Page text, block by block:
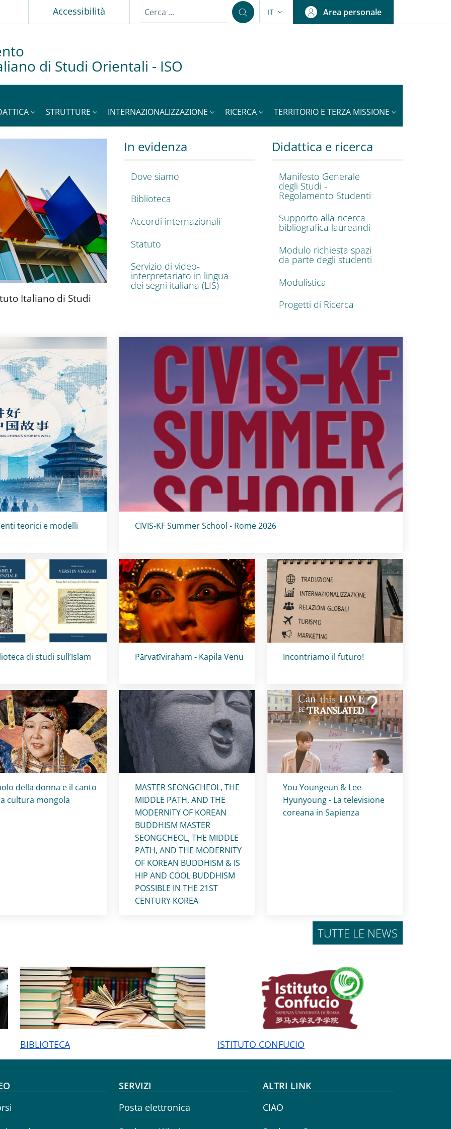
Accessibilità SELETTORE LINGUA: CURRENT LANGUAGE
IT Area personale
di Studi Orientali - ISO
STRUTTURE INTERNAZIONALIZZAZIONE RICERCA TERRITORIO E TERZA MISSIONE
Italiano di Studi Orientali - ISO
del Dipartimento Istituto Italiano di Studi
Italiano di Studi
In evidenza
Dove siamo
Biblioteca
Accordi internazionali
Statuto
Servizio di video-
interpretariato in lingua
dei segni italiana (LIS)
Didattica e ricerca
Manifesto Generale
degli Studi -
Regolamento Studenti
Supporto alla ricerca
bibliografica laureandi
Modulo richiesta spazi
da parte degli studenti
Modulistica
Progetti di Ricerca
teorici e modelli
Titolo card:
CIVIS-KF Summer School - Rome 2026
card:
di studi sull’Islam Titolo card:
Pārvatīviraham - Kapila Venu Titolo card:
Incontriamo il futuro!
card:
della donna e il canto
cultura mongola
Titolo card:
MASTER SEONGCHEOL, THE
MIDDLE PATH, AND THE
MODERNITY OF KOREAN
BUDDHISM MASTER
SEONGCHEOL, THE MIDDLE
PATH, AND THE MODERNITY
OF KOREAN BUDDHISM & IS
HIP AND COOL BUDDHISM
POSSIBLE IN THE 21ST
CENTURY KOREA
Titolo card:
You Youngeun & Lee
Hyunyoung - La televisione
coreana in Sapienza
TUTTE LE NEWS
BIBLIOTECA ISTITUTO CONFUCIO
menu
SERVIZI
Posta elettronica
ALTRI LINK
CIAO